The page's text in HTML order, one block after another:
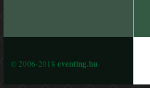
© 2006-2018 eventing.hu